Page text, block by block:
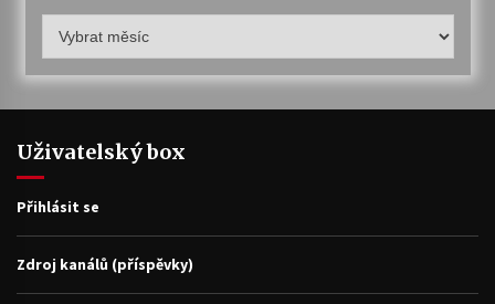
archiv
Uživatelský box
Přihlásit se
Zdroj kanálů (příspěvky)